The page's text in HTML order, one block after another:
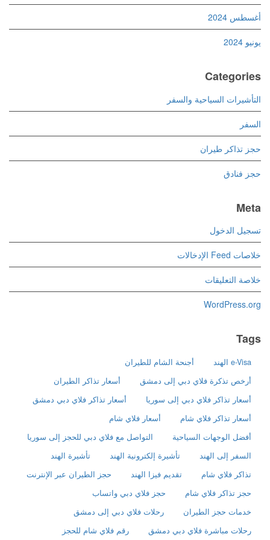
أغسطس 2024
يونيو 2024
Categories
التأشيرات السياحية والسفر
السفر
حجز تذاكر طيران
حجز فنادق
Meta
تسجيل الدخول
خلاصات Feed الإدخالات
خلاصة التعليقات
WordPress.org
Tags
e-Visa الهند
أجنحة الشام للطيران
أرخص تذكرة فلاي دبي إلى دمشق
أسعار تذاكر الطيران
أسعار تذاكر فلاي دبي إلى سوريا
أسعار تذاكر فلاي دبي دمشق
أسعار تذاكر فلاي شام
أسعار فلاي شام
أفضل الوجهات السياحية
التواصل مع فلاي دبي للحجز إلى سوريا
السفر إلى الهند
تأشيرة إلكترونية الهند
تأشيرة الهند
تذاكر فلاي شام
تقديم فيزا الهند
حجز الطيران عبر الإنترنت
حجز تذاكر فلاي شام
حجز فلاي دبي واتساب
خدمات حجز الطيران
رحلات فلاي دبي إلى دمشق
رحلات مباشرة فلاي دبي دمشق
رقم فلاي شام للحجز